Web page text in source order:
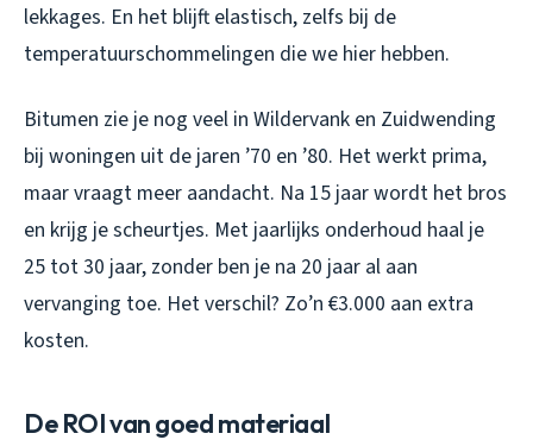
lekkages. En het blijft elastisch, zelfs bij de
temperatuurschommelingen die we hier hebben.
Bitumen zie je nog veel in Wildervank en Zuidwending
bij woningen uit de jaren ’70 en ’80. Het werkt prima,
maar vraagt meer aandacht. Na 15 jaar wordt het bros
en krijg je scheurtjes. Met jaarlijks onderhoud haal je
25 tot 30 jaar, zonder ben je na 20 jaar al aan
vervanging toe. Het verschil? Zo’n €3.000 aan extra
kosten.
De ROI van goed materiaal